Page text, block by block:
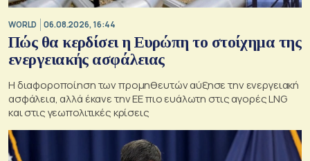
WORLD 06.08.2026, 16:44
Πώς θα κερδίσει η Ευρώπη το στοίχημα της
ενεργειακής ασφάλειας
Η διαφοροποίηση των προμηθευτών αύξησε την ενεργειακή
ασφάλεια, αλλά έκανε την ΕΕ πιο ευάλωτη στις αγορές LNG
και στις γεωπολιτικές κρίσεις